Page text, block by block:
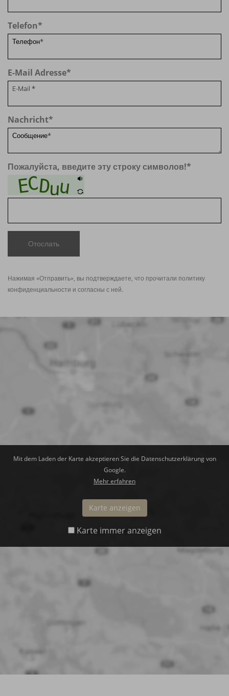
Telefon*
E-Mail Adresse*
Nachricht*
Пожалуйста, введите эту строку символов!*
Отослать
Нажимая «Отправить», вы подтверждаете, что прочитали политику
конфиденциальности и согласны с ней.
Mit dem Laden der Karte akzeptieren Sie die Datenschutzerklärung von
Google.
Mehr erfahren
Karte anzeigen
Karte immer anzeigen